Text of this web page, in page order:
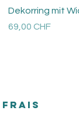
Dekorring mit
Prezzo
69,00 CHF
FRAIS